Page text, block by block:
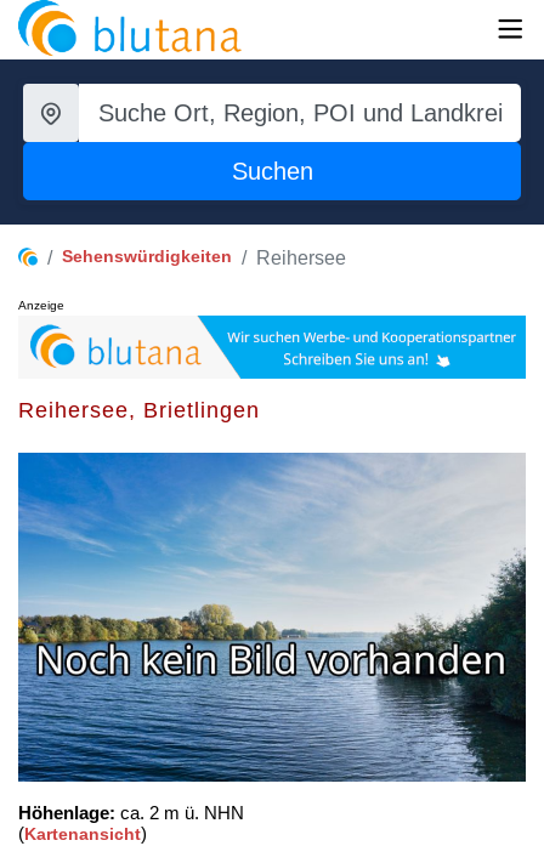
Suchen
Sehenswürdigkeiten Reihersee
Anzeige
Reihersee, Brietlingen
Höhenlage: ca. 2 m ü. NHN
(Kartenansicht)